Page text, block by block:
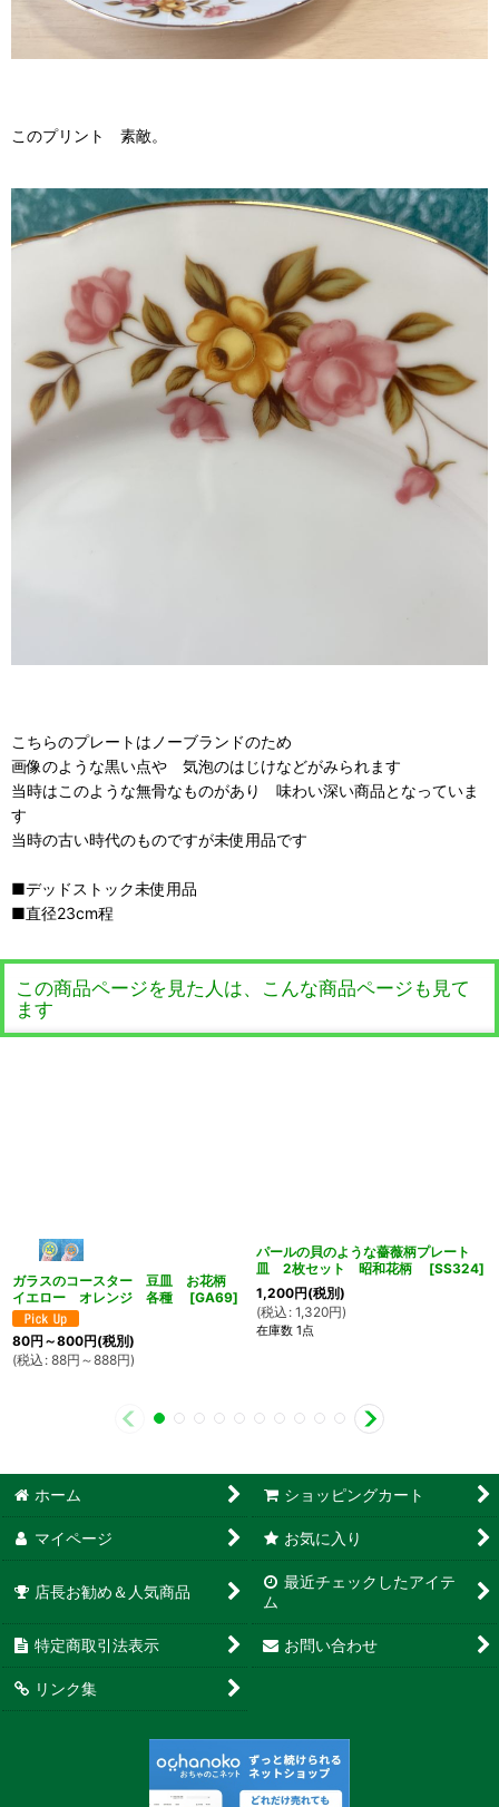
このプリント 素敵。
こちらのプレートはノーブランドのため
画像のような黒い点や 気泡のはじけなどがみられます
当時はこのような無骨なものがあり 味わい深い商品となっていま
す
当時の古い時代のものですが未使用品です
■デッドストック未使用品
■直径23cm程
この商品ページを見た人は、こんな商品ページも見て
ます
ガラスのコースター 豆皿 お花柄
イエロー オレンジ 各種
[GA69]
80円 ～800円(税別)
(税込 : 88円 ～888円)
パールの貝のような薔薇柄プレート
皿 2枚セット 昭和花柄
[SS324]
1,200円(税別)
(税込 : 1,320円)
在庫数 1点
ホーム ショッピングカート
マイページ お気に入り
店長お勧め＆人気商品
最近チェックしたアイテ
ム
特定商取引法表示 お問い合わせ
リンク集